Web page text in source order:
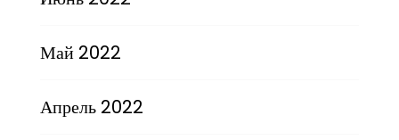
Май 2022
Апрель 2022